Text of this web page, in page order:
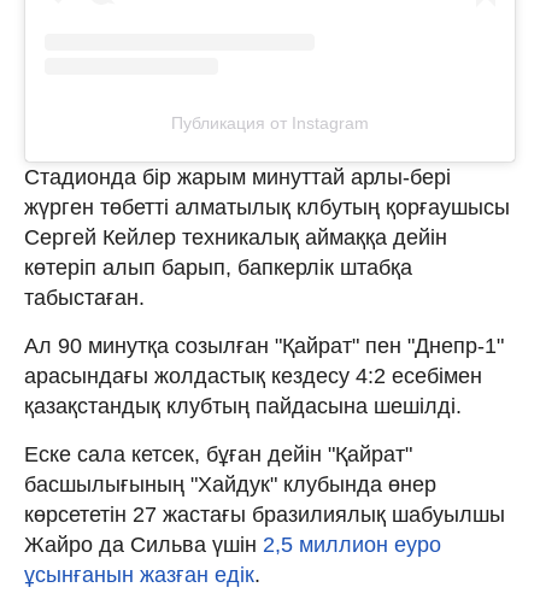
Публикация от Instagram
Стадионда бір жарым минуттай арлы-бері
жүрген төбетті алматылық клбутың қорғаушысы
Сергей Кейлер техникалық аймаққа дейін
көтеріп алып барып, бапкерлік штабқа
табыстаған.
Ал 90 минутқа созылған "Қайрат" пен "Днепр-1"
арасындағы жолдастық кездесу 4:2 есебімен
қазақстандық клубтың пайдасына шешілді.
Еске сала кетсек, бұған дейін "Қайрат"
басшылығының "Хайдук" клубында өнер
көрсететін 27 жастағы бразилиялық шабуылшы
Жайро да Сильва үшін 2,5 миллион еуро
ұсынғанын жазған едік.